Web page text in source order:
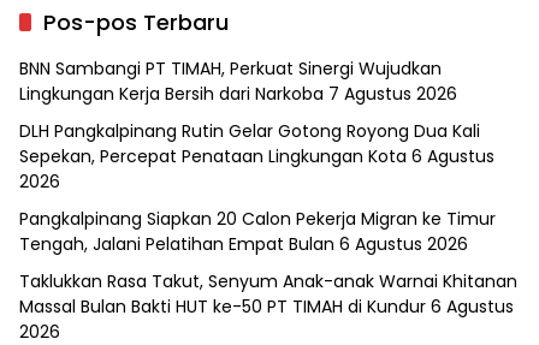
Pos-pos Terbaru
BNN Sambangi PT TIMAH, Perkuat Sinergi Wujudkan
Lingkungan Kerja Bersih dari Narkoba 7 Agustus 2026
DLH Pangkalpinang Rutin Gelar Gotong Royong Dua Kali
Sepekan, Percepat Penataan Lingkungan Kota 6 Agustus
2026
Pangkalpinang Siapkan 20 Calon Pekerja Migran ke Timur
Tengah, Jalani Pelatihan Empat Bulan 6 Agustus 2026
Taklukkan Rasa Takut, Senyum Anak-anak Warnai Khitanan
Massal Bulan Bakti HUT ke-50 PT TIMAH di Kundur 6 Agustus
2026